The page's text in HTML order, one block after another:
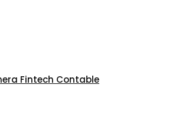
Fintech Contable